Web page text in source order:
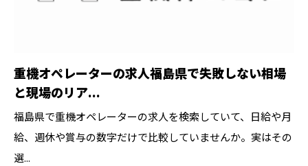
重機オペレーターの求人福島県で失敗しない相場
と現場のリア...
福島県で重機オペレーターの求人を検索していて、日給や月
給、週休や賞与の数字だけで比較していませんか。実はその
選...